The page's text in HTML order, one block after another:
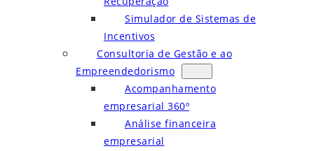
Simulador de Sistemas de
Incentivos
Consultoria de Gestão e ao
Empreendedorismo
Acompanhamento
empresarial 360º
Análise financeira
empresarial